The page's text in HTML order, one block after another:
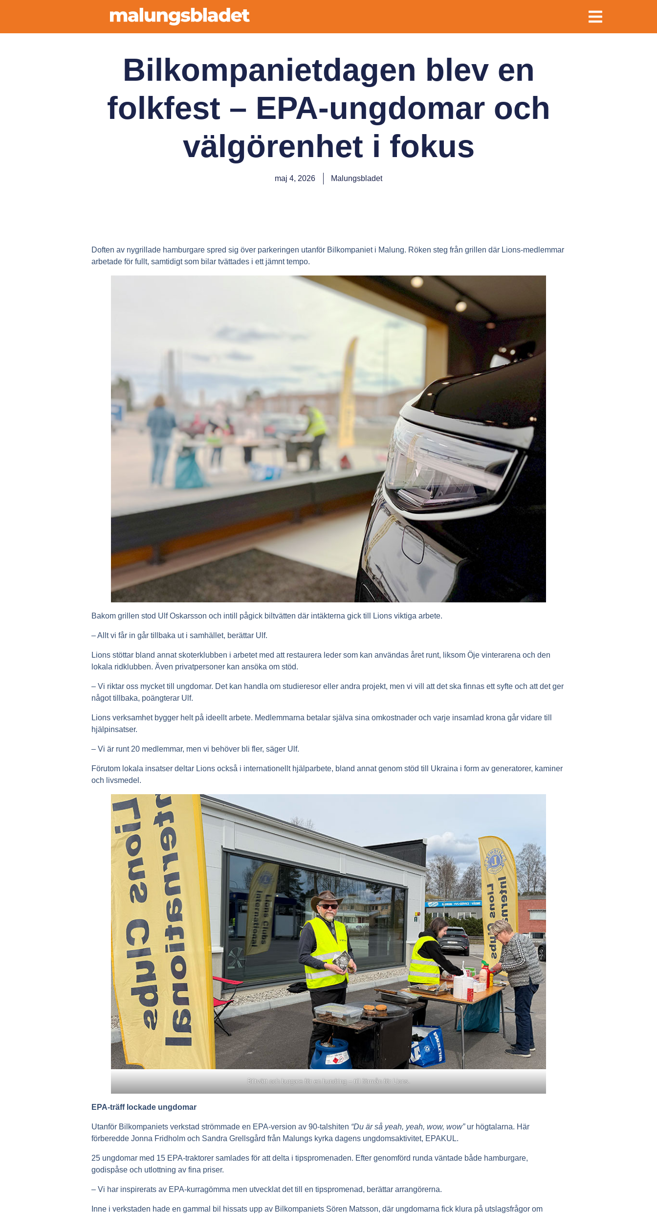
Bilkompanietdagen blev en
folkfest – EPA-ungdomar och
välgörenhet i fokus
maj 4, 2026 Malungsbladet
Doften av nygrillade hamburgare spred sig över parkeringen utanför Bilkompaniet i Malung. Röken steg från grillen där Lions-medlemmar
arbetade för fullt, samtidigt som bilar tvättades i ett jämnt tempo.
Bakom grillen stod Ulf Oskarsson och intill pågick biltvätten där intäkterna gick till Lions viktiga arbete.
– Allt vi får in går tillbaka ut i samhället, berättar Ulf.
Lions stöttar bland annat skoterklubben i arbetet med att restaurera leder som kan användas året runt, liksom Öje vinterarena och den
lokala ridklubben. Även privatpersoner kan ansöka om stöd.
– Vi riktar oss mycket till ungdomar. Det kan handla om studieresor eller andra projekt, men vi vill att det ska finnas ett syfte och att det ger
något tillbaka, poängterar Ulf.
Lions verksamhet bygger helt på ideellt arbete. Medlemmarna betalar själva sina omkostnader och varje insamlad krona går vidare till
hjälpinsatser.
– Vi är runt 20 medlemmar, men vi behöver bli fler, säger Ulf.
Förutom lokala insatser deltar Lions också i internationellt hjälparbete, bland annat genom stöd till Ukraina i form av generatorer, kaminer
och livsmedel.
Biltvätt och burgare för en hundring – till förmån för Lions.
EPA-träff lockade ungdomar
Utanför Bilkompaniets verkstad strömmade en EPA-version av 90-talshiten “Du är så yeah, yeah, wow, wow” ur högtalarna. Här
förberedde Jonna Fridholm och Sandra Grellsgård från Malungs kyrka dagens ungdomsaktivitet, EPAKUL.
25 ungdomar med 15 EPA-traktorer samlades för att delta i tipspromenaden. Efter genomförd runda väntade både hamburgare,
godispåse och utlottning av fina priser.
– Vi har inspirerats av EPA-kurragömma men utvecklat det till en tipspromenad, berättar arrangörerna.
Inne i verkstaden hade en gammal bil hissats upp av Bilkompaniets Sören Matsson, där ungdomarna fick klura på utslagsfrågor om